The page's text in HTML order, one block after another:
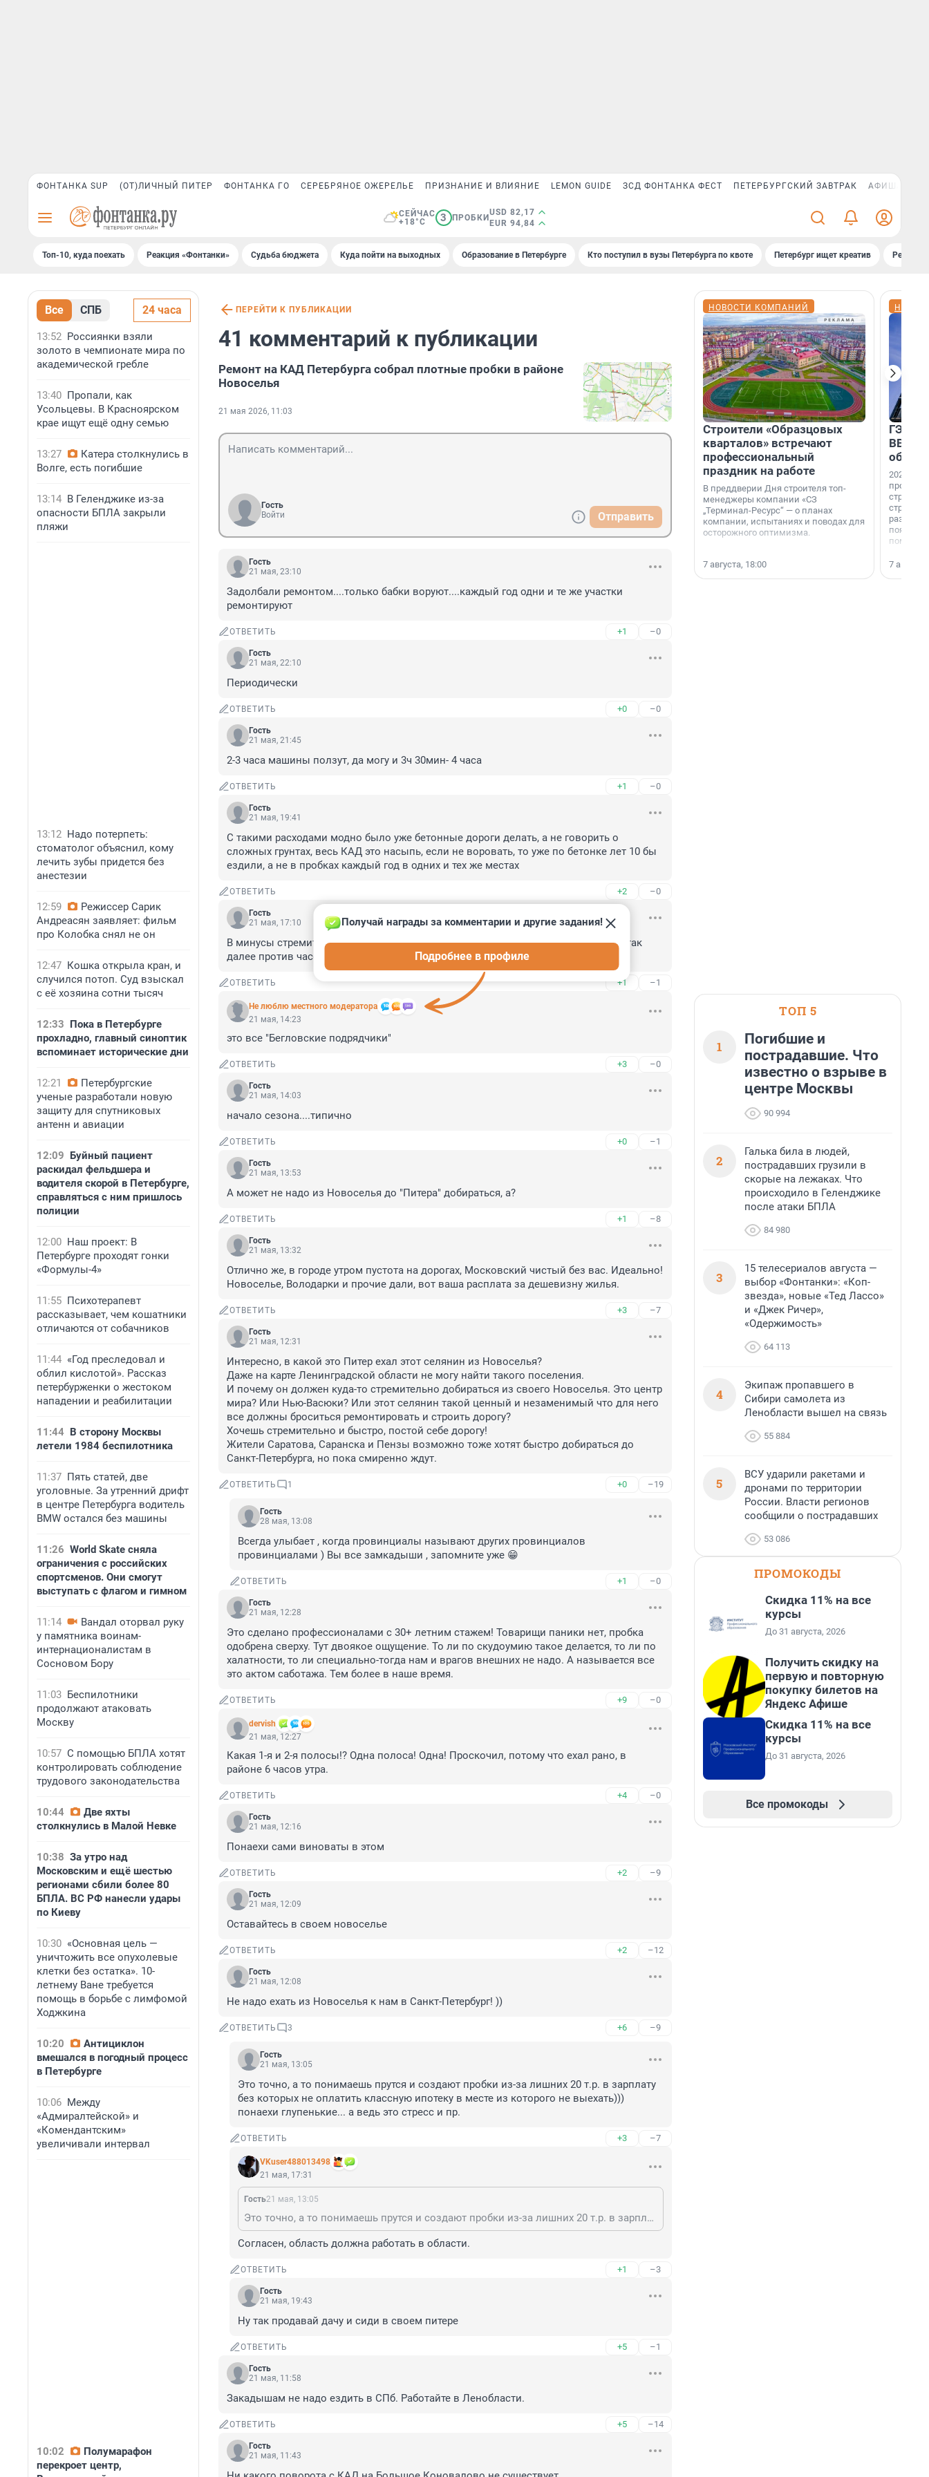
ФОНТАНКА SUP (ОТ)ЛИЧНЫЙ ПИТЕР ФОНТАНКА ГО СЕРЕБРЯНОЕ ОЖЕРЕЛЬЕ ПРИЗНАНИЕ И ВЛИЯНИЕ LEMON GUIDE ЗСД ФОНТАНКА ФЕСТ ПЕТЕРБУРГСКИЙ ЗАВТРАК АФИША PLUS
СЕЙЧАС
+18°C
3 ПРОБКИ
USD 82,17
EUR 94,84
Топ-10, куда поехать Реакция «Фонтанки» Судьба бюджета Куда пойти на выходных Образование в Петербурге Кто поступил в вузы Петербурга по квоте Петербург ищет креатив
Все СПБ 24 часа
13:52 Россиянки взяли
золото в чемпионате мира по
академической гребле
13:40 Пропали, как
Усольцевы. В Красноярском
крае ищут ещё одну семью
13:27
Катера столкнулись в
Волге, есть погибшие
13:14 В Геленджике из-за
опасности БПЛА закрыли
пляжи
13:12 Надо потерпеть:
стоматолог объяснил, кому
лечить зубы придется без
анестезии
12:59
Режиссер Сарик
Андреасян заявляет: фильм
про Колобка снял не он
12:47 Кошка открыла кран, и
случился потоп. Суд взыскал
с её хозяина сотни тысяч
12:33 Пока в Петербурге
прохладно, главный синоптик
вспоминает исторические дни
12:21
Петербургские
ученые разработали новую
защиту для спутниковых
антенн и авиации
12:09 Буйный пациент
раскидал фельдшера и
водителя скорой в Петербурге,
справляться с ним пришлось
полиции
12:00 Наш проект: В
Петербурге проходят гонки
«Формулы-4»
11:55 Психотерапевт
рассказывает, чем кошатники
отличаются от собачников
11:44 «Год преследовал и
облил кислотой». Рассказ
петербурженки о жестоком
нападении и реабилитации
11:44 В сторону Москвы
летели 1984 беспилотника
11:37 Пять статей, две
уголовные. За утренний дрифт
в центре Петербурга водитель
BMW остался без машины
11:26 World Skate сняла
ограничения с российских
спортсменов. Они смогут
выступать с флагом и гимном
11:14
Вандал оторвал руку
у памятника воинам-
интернационалистам в
Сосновом Бору
11:03 Беспилотники
продолжают атаковать
Москву
10:57 С помощью БПЛА хотят
контролировать соблюдение
трудового законодательства
10:44
Две яхты
столкнулись в Малой Невке
10:38 За утро над
Московским и ещё шестью
регионами сбили более 80
БПЛА. ВС РФ нанесли удары
по Киеву
10:30 «Основная цель —
уничтожить все опухолевые
клетки без остатка». 10-
летнему Ване требуется
помощь в борьбе с лимфомой
Ходжкина
10:20
Антициклон
вмешался в погодный процесс
в Петербурге
10:06 Между
«Адмиралтейской» и
«Комендантским»
увеличивали интервал
10:02
Полумарафон
перекроет центр,
ПЕРЕЙТИ К ПУБЛИКАЦИИ
41 комментарий к публикации
Ремонт на КАД Петербурга собрал плотные пробки в районе
Новоселья
21 мая 2026, 11:03
Гость
Войти
Отправить
Гость
21 мая, 23:10
Задолбали ремонтом....только бабки воруют....каждый год одни и те же участки
ремонтируют
ОТВЕТИТЬ +1 –0
Гость
21 мая, 22:10
Периодически
ОТВЕТИТЬ +0 –0
Гость
21 мая, 21:45
2-3 часа машины ползут, да могу и 3ч 30мин- 4 часа
ОТВЕТИТЬ +1 –0
Гость
21 мая, 19:41
С такими расходами модно было уже бетонные дороги делать, а не говорить о
сложных грунтах, весь КАД это насыпь, если не воровать, то уже по бетонке лет 10 бы
ездили, а не в пробках каждый год в одних и тех же местах
ОТВЕТИТЬ +2 –0
Гость
21 мая, 17:10
В минусы стремительно набежали жители Новоселья, Шушар, Кудрова, Янина и так
далее против часовой стрелки
ОТВЕТИТЬ +1 –1
Не люблю местного модератора
Получай награды за комментарии и другие задания!
Подробнее в профиле
21 мая, 14:23
это все "Бегловские подрядчики"
ОТВЕТИТЬ +3 –0
Гость
21 мая, 14:03
начало сезона....типично
ОТВЕТИТЬ +0 –1
Гость
21 мая, 13:53
А может не надо из Новоселья до "Питера" добираться, а?
ОТВЕТИТЬ +1 –8
Гость
21 мая, 13:32
Отлично же, в городе утром пустота на дорогах, Московский чистый без вас. Идеально!
Новоселье, Володарки и прочие дали, вот ваша расплата за дешевизну жилья.
ОТВЕТИТЬ +3 –7
Гость
21 мая, 12:31
Интересно, в какой это Питер ехал этот селянин из Новоселья?
Даже на карте Ленинградской области не могу найти такого поселения.
И почему он должен куда-то стремительно добираться из своего Новоселья. Это центр
мира? Или Нью-Васюки? Или этот селянин такой ценный и незаменимый что для него
все должны броситься ремонтировать и строить дорогу?
Хочешь стремительно и быстро, постой себе дорогу!
Жители Саратова, Саранска и Пензы возможно тоже хотят быстро добираться до
Санкт-Петербурга, но пока смиренно ждут.
ОТВЕТИТЬ 1 +0 –19
Гость
28 мая, 13:08
Всегда улыбает , когда провинциалы называют других провинциалов
провинциалами ) Вы все замкадыши , запомните уже 😁
ОТВЕТИТЬ +1 –0
Гость
21 мая, 12:28
Это сделано профессионалами с 30+ летним стажем! Товарищи паники нет, пробка
одобрена сверху. Тут двоякое ощущение. То ли по скудоумию такое делается, то ли по
халатности, то ли специально-тогда нам и врагов внешних не надо. А называется все
это актом саботажа. Тем более в наше время.
ОТВЕТИТЬ +9 –0
dervish
21 мая, 12:27
Какая 1-я и 2-я полосы!? Одна полоса! Одна! Проскочил, потому что ехал рано, в
районе 6 часов утра.
ОТВЕТИТЬ +4 –0
Гость
21 мая, 12:16
Понаехи сами виноваты в этом
ОТВЕТИТЬ +2 –9
Гость
21 мая, 12:09
Оставайтесь в своем новоселье
ОТВЕТИТЬ +2 –12
Гость
21 мая, 12:08
Не надо ехать из Новоселья к нам в Санкт-Петербург! ))
ОТВЕТИТЬ 3 +6 –9
Гость
21 мая, 13:05
Это точно, а то понимаешь прутся и создают пробки из-за лишних 20 т.р. в зарплату
без которых не оплатить классную ипотеку в месте из которого не выехать)))
понаехи глупенькие... а ведь это стресс и пр.
ОТВЕТИТЬ +3 –7
VKuser488013498
21 мая, 17:31
Гость21 мая, 13:05
Это точно, а то понимаешь прутся и создают пробки из-за лишних 20 т.р. в зарплату без которых не оплатить классную ипотеку в месте из которого не выехать))) понаехи глупенькие... а ведь это стресс и пр.
Согласен, область должна работать в области.
ОТВЕТИТЬ +1 –3
Гость
21 мая, 19:43
Ну так продавай дачу и сиди в своем питере
ОТВЕТИТЬ +5 –1
Гость
21 мая, 11:58
Закадышам не надо ездить в СПб. Работайте в Ленобласти.
ОТВЕТИТЬ +5 –14
Гость
21 мая, 11:43
НОВОСТИ КОМПАНИЙ
Строители «Образцовых
кварталов» встречают
профессиональный
праздник на работе
В преддверии Дня строителя топ-
менеджеры компании «СЗ
„Терминал-Ресурс“ — о планах
компании, испытаниях и поводах для
осторожного оптимизма.
7 августа, 18:00
ГЭС,
ВВП: в
об
2026-й —
раз. В
7
ТОП 5
1
Погибшие и
пострадавшие. Что
известно о взрыве в
центре Москвы
90 994
2
Галька била в людей,
пострадавших грузили в
скорые на лежаках. Что
происходило в Геленджике
после атаки БПЛА
84 980
3
15 телесериалов августа —
выбор «Фонтанки»: «Коп-
звезда», новые «Тед Лассо»
и «Джек Ричер»,
«Одержимость»
64 113
4
Экипаж пропавшего в
Сибири самолета из
Ленобласти вышел на связь
55 884
5
ВСУ ударили ракетами и
дронами по территории
России. Власти регионов
сообщили о пострадавших
53 086
ПРОМОКОДЫ
Скидка 11% на все
курсы
До 31 августа, 2026
Получить скидку на
первую и повторную
покупку билетов на
Яндекс Афише
Скидка 11% на все
курсы
До 31 августа, 2026
Все промокоды